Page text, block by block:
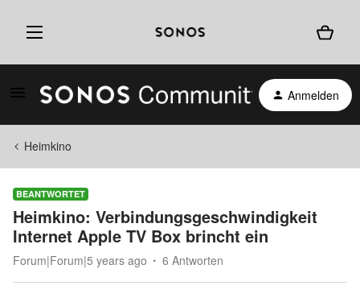
Anmelden
Heimkino
BEANTWORTET
Heimkino: Verbindungsgeschwindigkeit
Internet Apple TV Box brincht ein
Forum|Forum|5 years ago 6 Antworten